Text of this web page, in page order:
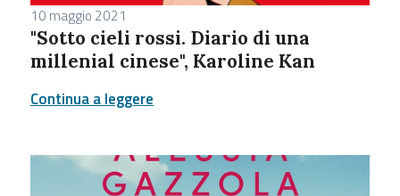
10 maggio 2021
"Sotto cieli rossi. Diario di una
millenial cinese", Karoline Kan
Continua a leggere